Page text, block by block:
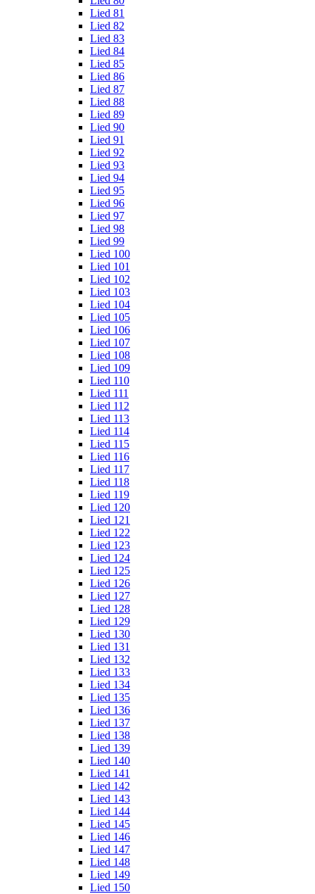
Lied 81
Lied 82
Lied 83
Lied 84
Lied 85
Lied 86
Lied 87
Lied 88
Lied 89
Lied 90
Lied 91
Lied 92
Lied 93
Lied 94
Lied 95
Lied 96
Lied 97
Lied 98
Lied 99
Lied 100
Lied 101
Lied 102
Lied 103
Lied 104
Lied 105
Lied 106
Lied 107
Lied 108
Lied 109
Lied 110
Lied 111
Lied 112
Lied 113
Lied 114
Lied 115
Lied 116
Lied 117
Lied 118
Lied 119
Lied 120
Lied 121
Lied 122
Lied 123
Lied 124
Lied 125
Lied 126
Lied 127
Lied 128
Lied 129
Lied 130
Lied 131
Lied 132
Lied 133
Lied 134
Lied 135
Lied 136
Lied 137
Lied 138
Lied 139
Lied 140
Lied 141
Lied 142
Lied 143
Lied 144
Lied 145
Lied 146
Lied 147
Lied 148
Lied 149
Lied 150